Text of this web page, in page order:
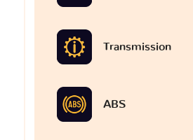
Transmission
ABS